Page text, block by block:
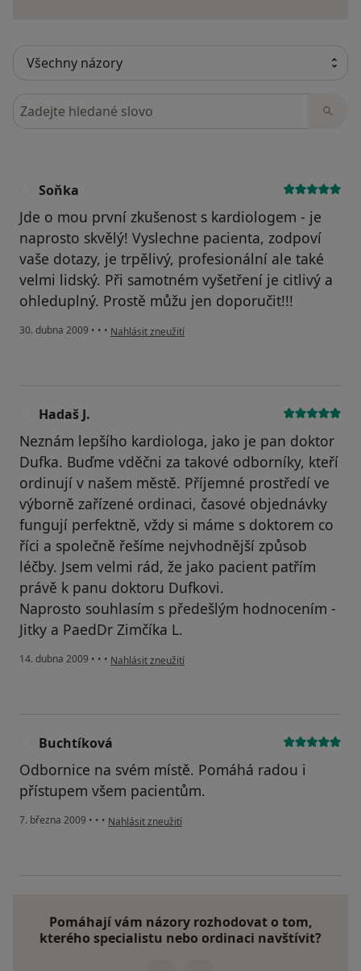
Hledejte v názorech
Soňka
Jde o mou první zkušenost s kardiologem - je
naprosto skvělý! Vyslechne pacienta, zodpoví
vaše dotazy, je trpělivý, profesionální ale také
velmi lidský. Při samotném vyšetření je citlivý a
ohleduplný. Prostě můžu jen doporučit!!!
30. dubna 2009 • • • podle názoru uživatele Soňka
Nahlásit zneužití
Hadaš J.
Neznám lepšího kardiologa, jako je pan doktor
Dufka. Buďme vděčni za takové odborníky, kteří
ordinují v našem městě. Příjemné prostředí ve
výborně zařízené ordinaci, časové objednávky
fungují perfektně, vždy si máme s doktorem co
říci a společně řešíme nejvhodnější způsob
léčby. Jsem velmi rád, že jako pacient patřím
právě k panu doktoru Dufkovi.
Naprosto souhlasím s předešlým hodnocením -
Jitky a PaedDr Zimčíka L.
14. dubna 2009 • • • podle názoru uživatele Hadaš J.
Nahlásit zneužití
Buchtíková
Odbornice na svém místě. Pomáhá radou i
přístupem všem pacientům.
7. března 2009 • • • podle názoru uživatele Buchtíková
Nahlásit zneužití
Pomáhají vám názory rozhodovat o tom,
kterého specialistu nebo ordinaci navštívit?